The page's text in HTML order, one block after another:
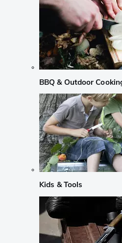
BBQ & Outdoor
Kids & Tools